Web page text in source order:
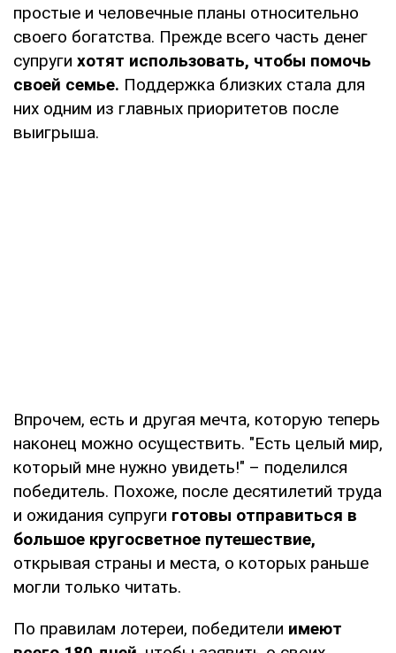
простые и человечные планы относительно
своего богатства. Прежде всего часть денег
супруги хотят использовать, чтобы помочь
своей семье. Поддержка близких стала для
них одним из главных приоритетов после
выигрыша.
Впрочем, есть и другая мечта, которую теперь
наконец можно осуществить. "Есть целый мир,
который мне нужно увидеть!" – поделился
победитель. Похоже, после десятилетий труда
и ожидания супруги готовы отправиться в
большое кругосветное путешествие,
открывая страны и места, о которых раньше
могли только читать.
По правилам лотереи, победители имеют